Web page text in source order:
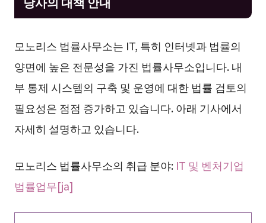
모노리스 법률사무소는 IT, 특히 인터넷과 법률의
양면에 높은 전문성을 가진 법률사무소입니다. 내
부 통제 시스템의 구축 및 운영에 대한 법률 검토의
필요성은 점점 증가하고 있습니다. 아래 기사에서
자세히 설명하고 있습니다.
모노리스 법률사무소의 취급 분야: IT 및 벤처기업
법률업무[ja]